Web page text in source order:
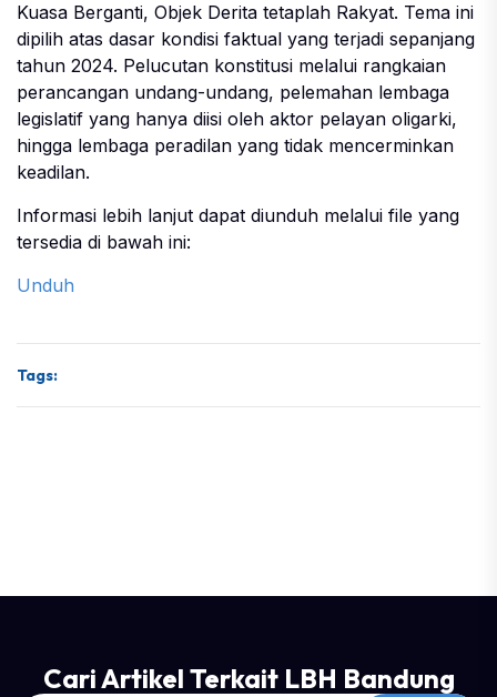
Kuasa Berganti, Objek Derita tetaplah Rakyat. Tema ini
dipilih atas dasar kondisi faktual yang terjadi sepanjang
tahun 2024. Pelucutan konstitusi melalui rangkaian
perancangan undang-undang, pelemahan lembaga
legislatif yang hanya diisi oleh aktor pelayan oligarki,
hingga lembaga peradilan yang tidak mencerminkan
keadilan.
Informasi lebih lanjut dapat diunduh melalui file yang
tersedia di bawah ini:
Unduh
Tags:
Cari Artikel Terkait LBH Bandung